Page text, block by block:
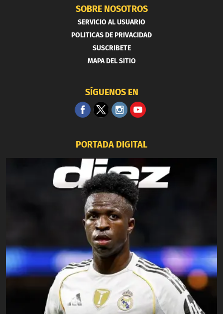
SOBRE NOSOTROS
SERVICIO AL USUARIO
POLITICAS DE PRIVACIDAD
SUSCRIBETE
MAPA DEL SITIO
SÍGUENOS EN
PORTADA DIGITAL